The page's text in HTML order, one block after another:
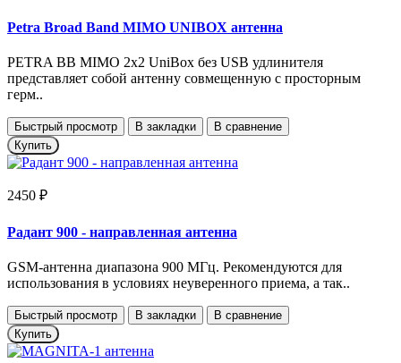
Petra Broad Band MIMO UNIBOX антенна
PETRA BB MIMO 2x2 UniBox без USB удлинителя
представляет собой антенну совмещенную с просторным
герм..
Быстрый просмотр В закладки
В сравнение
Купить
2450 ₽
Радант 900 - направленная антенна
GSM-антенна диапазона 900 МГц. Рекомендуются для
использования в условиях неуверенного приема, а так..
Быстрый просмотр В закладки
В сравнение
Купить